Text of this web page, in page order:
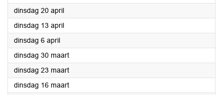
dinsdag 20 april2021
dinsdag 13 april2021
dinsdag 6 april2021
dinsdag 30 maart2021
dinsdag 23 maart2021
dinsdag 16 maart2021